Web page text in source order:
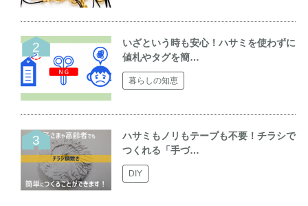
いざという時も安心！ハサミを使わずに
値札やタグを簡…
暮らしの知恵
ハサミもノリもテープも不要！チラシで
つくれる「手づ…
DIY